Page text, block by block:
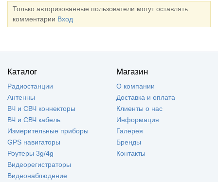
Только авторизованные пользователи могут оставлять
комментарии Вход
Каталог
Радиостанции
Антенны
ВЧ и СВЧ коннекторы
ВЧ и СВЧ кабель
Измерительные приборы
GPS навигаторы
Роутеры 3g/4g
Видеорегистраторы
Видеонаблюдение
Магазин
О компании
Доставка и оплата
Клиенты о нас
Информация
Галерея
Бренды
Контакты